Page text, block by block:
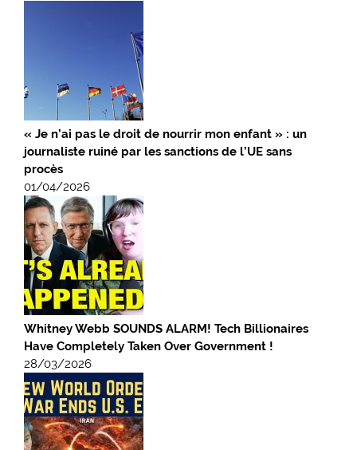
« Je n’ai pas le droit de nourrir mon enfant » : un
journaliste ruiné par les sanctions de l’UE sans
procès
01/04/2026
Whitney Webb SOUNDS ALARM! Tech Billionaires
Have Completely Taken Over Government !
28/03/2026